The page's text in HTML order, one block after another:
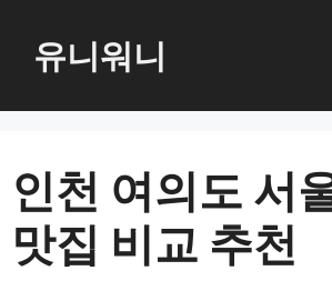
로
기
유니워니
인천 여의도 서
맛집 비교 추천